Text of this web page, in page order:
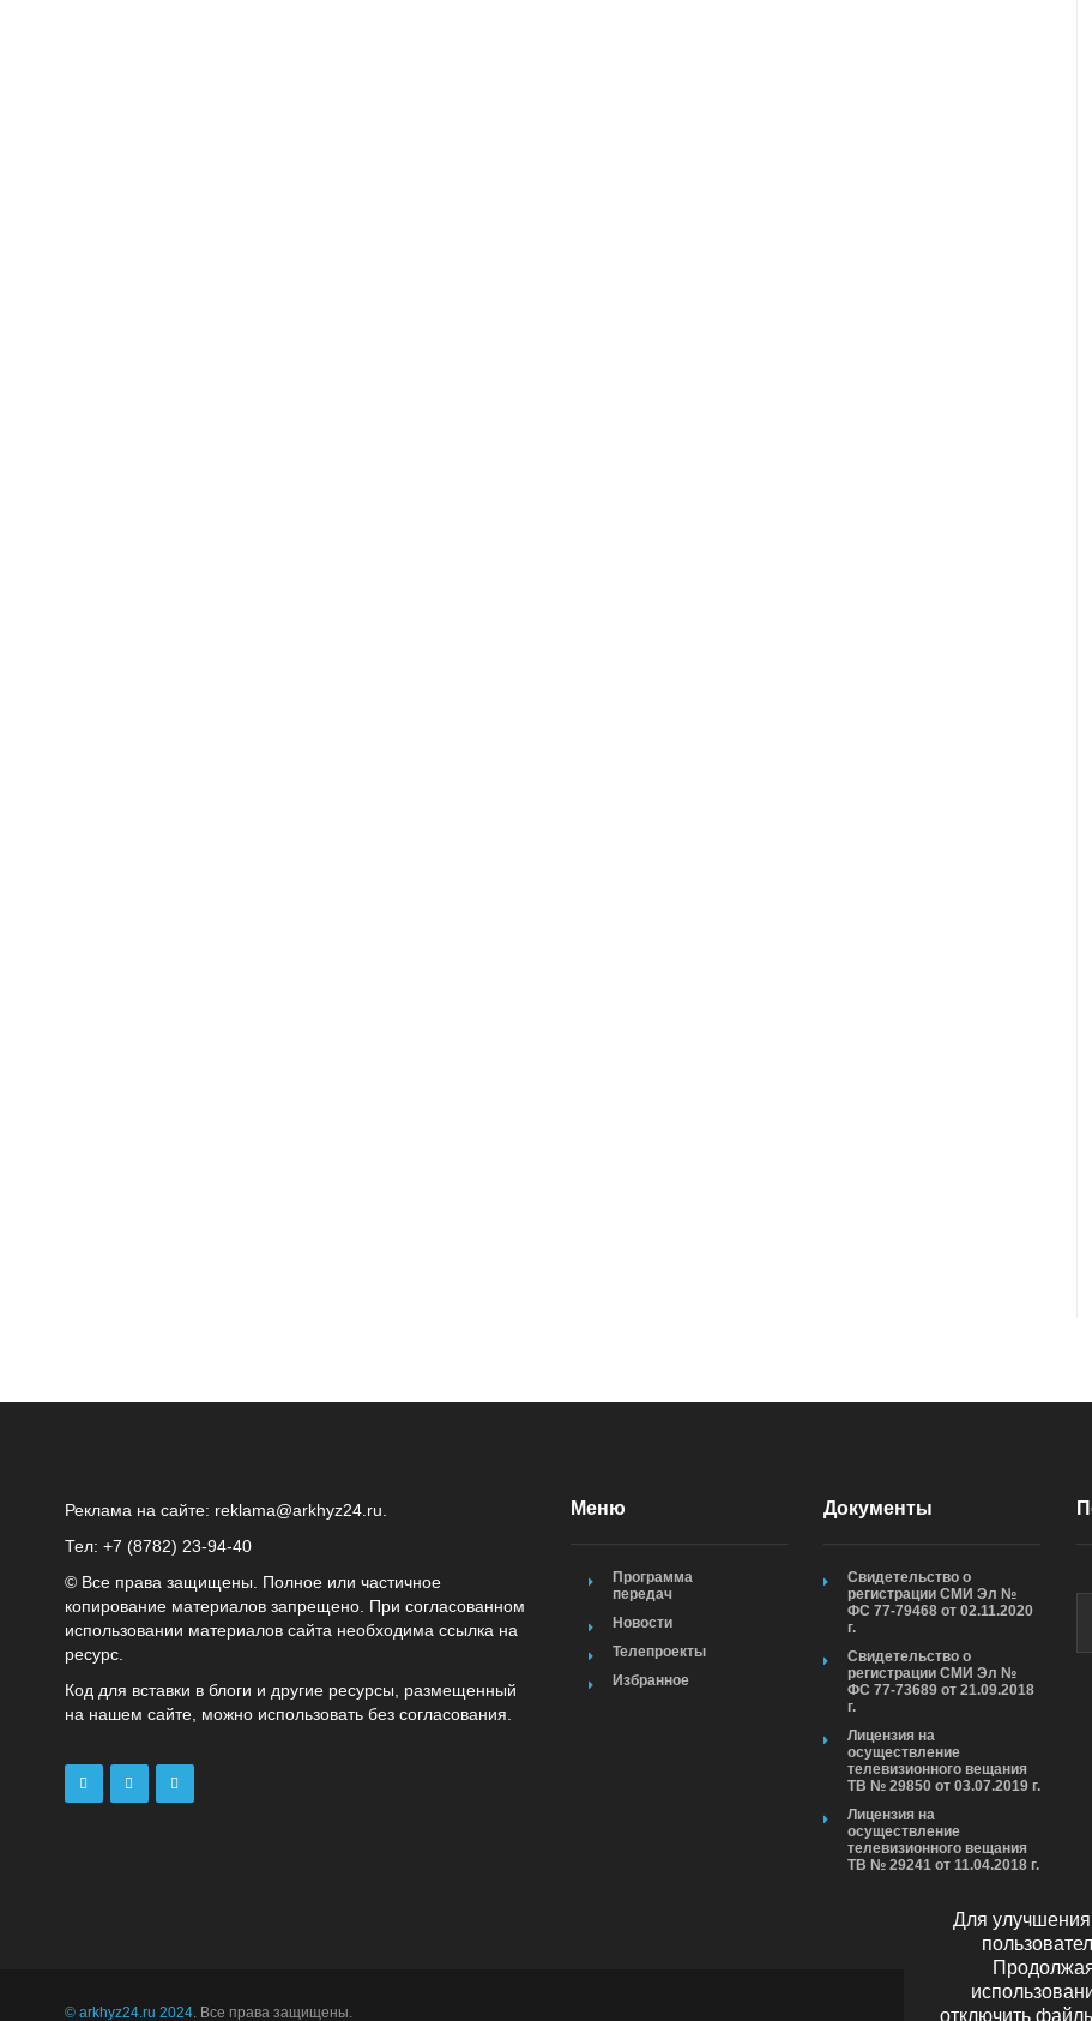
Реклама на сайте: reklama@arkhyz24.ru
Тел: +7 (8782) 23‑94‑40
© Все права защищены. Полное или частичное
копирование материалов запрещено. При согласованном
использовании материалов сайта необходима ссылка на
ресурс.
Код для вставки в блоги и другие ресурсы, размещенный
на нашем сайте, можно использовать без согласования.
Меню
Программа
передач
Новости
Телепроекты
Избранное
Документы
Свидетельство о
регистрации СМИ Эл №
ФС 77-79468 от 02.11.2020
г.
Свидетельство о
регистрации СМИ Эл №
ФС 77-73689 от 21.09.2018
г.
Лицензия на
осуществление
телевизионного вещания
ТВ № 29850 от 03.07.2019 г.
Лицензия на
осуществление
телевизионного вещания
ТВ № 29241 от 11.04.2018 г.
© arkhyz24.ru 2024. Все права защищены.
Для улучшения
отключить